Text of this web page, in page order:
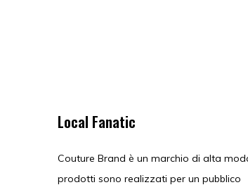
Local Fanatic
Couture Brand è un marchio di alta
prodotti sono realizzati per un pubblico